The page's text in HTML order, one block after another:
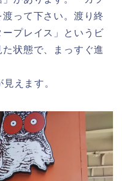
って下さい。渡り終
プレイス」というビ
状態で、まっすぐ進
えます。